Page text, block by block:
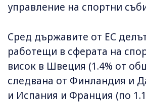
управление на спортни
Сред държавите от ЕС
работещи в сферата на
висок в Швеция (1.4% от
следвана от Финландия и
и Испания и Франция (по